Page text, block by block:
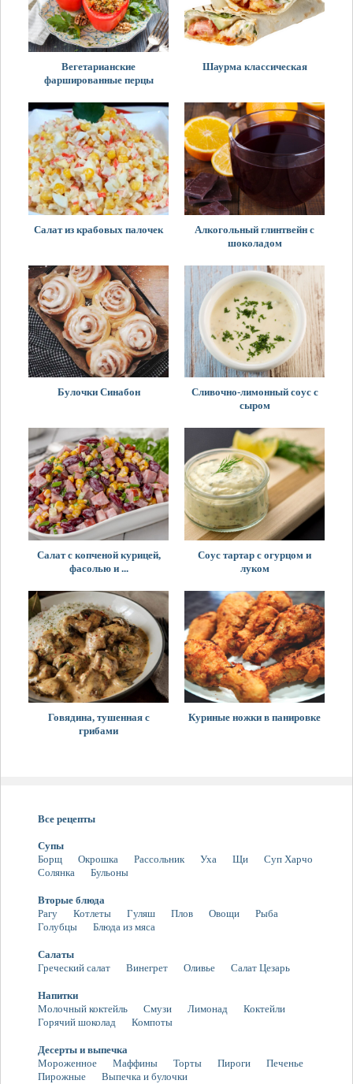
Вегетарианские
фаршированные перцы
Шаурма классическая
Салат из крабовых палочек
Алкогольный глинтвейн с
шоколадом
Булочки Синабон
Сливочно-лимонный соус с
сыром
Салат с копченой курицей,
фасолью и ...
Соус тартар с огурцом и
луком
Говядина, тушенная с
грибами
Куриные ножки в панировке
Все рецепты
Супы
Борщ
Окрошка Рассольник Уха Щи
Суп Харчо
Солянка
Бульоны
Вторые блюда
Рагу
Котлеты Гуляш Плов Овощи
Рыба
Голубцы
Блюда из мяса
Салаты
Греческий салат
Винегрет Оливье Салат Цезарь
Напитки
Молочный коктейль
Смузи Лимонад
Коктейли
Горячий шоколад
Компоты
Десерты и выпечка
Мороженное
Маффины Торты Пироги
Печенье
Пирожные
Выпечка и булочки